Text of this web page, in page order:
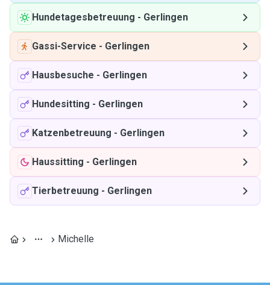
Hundetagesbetreuung - Gerlingen
Gassi-Service - Gerlingen
Hausbesuche - Gerlingen
Hundesitting - Gerlingen
Katzenbetreuung - Gerlingen
Haussitting - Gerlingen
Tierbetreuung - Gerlingen
Michelle